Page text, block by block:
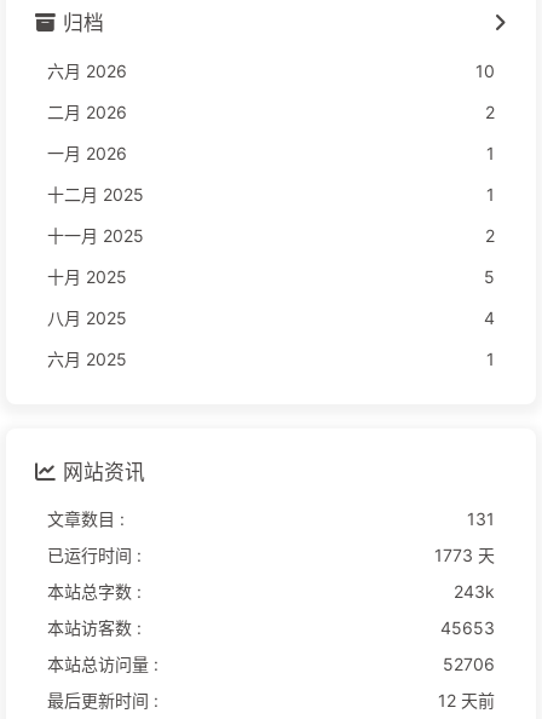
归档
六月 2026
10
二月 2026
2
一月 2026
1
十二月 2025
1
十一月 2025
2
十月 2025
5
八月 2025
4
六月 2025
1
网站资讯
文章数目 :
131
已运行时间 :
1773 天
本站总字数 :
243k
本站访客数 :
45653
本站总访问量 :
52706
最后更新时间 :
12 天前